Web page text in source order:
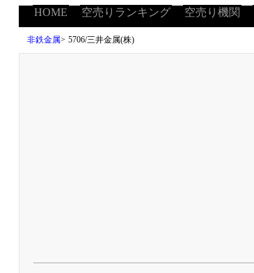
HOME 空売りランキング 空売り機関
非鉄金属> 5706/三井金属(株)